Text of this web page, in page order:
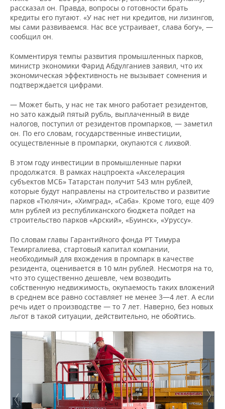
рассказал он. Правда, вопросы о готовности брать
кредиты его пугают. «У нас нет ни кредитов, ни лизингов,
мы сами развиваемся. Нас все устраивает, слава богу», —
сообщил он.
Комментируя темпы развития промышленных парков,
министр экономики Фарид Абдулганиев заявил, что их
экономическая эффективность не вызывает сомнения и
подтверждается цифрами.
— Может быть, у нас не так много работает резидентов,
но зато каждый пятый рубль, выплаченный в виде
налогов, поступил от резидентов промпарков, — заметил
он. По его словам, государственные инвестиции,
осуществленные в промпарки, окупаются с лихвой.
В этом году инвестиции в промышленные парки
продолжатся. В рамках нацпроекта «Акселерация
субъектов МСБ» Татарстан получит 543 млн рублей,
которые будут направлены на строительство и развитие
парков «Тюлячи», «Химград», «Саба». Кроме того, еще 409
млн рублей из республиканского бюджета пойдет на
строительство парков «Арский», «Буинск», «Уруссу».
По словам главы Гарантийного фонда РТ Тимура
Темиргалиева, стартовый капитал компании,
необходимый для вхождения в промпарк в качестве
резидента, оценивается в 10 млн рублей. Несмотря на то,
что это существенно дешевле, чем возводить
собственную недвижимость, окупаемость таких вложений
в среднем все равно составляет не менее 3—4 лет. А если
речь идет о производстве — то 7 лет. Наверно, без новых
льгот в такой ситуации, действительно, не обойтись.